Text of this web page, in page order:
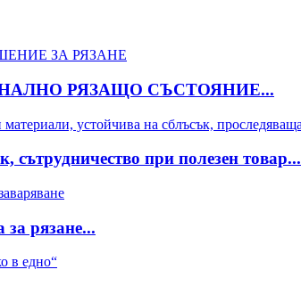
РЯЗАЩО СЪСТОЯНИЕ...
сътрудничество при полезен товар...
рязане...